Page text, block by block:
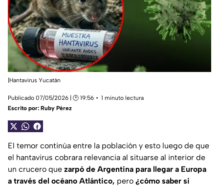
|Hantavirus Yucatán
Publicado 07/05/2026 | 🕑 19:56
1 minuto lectura
Escrito por: Ruby Pérez
El temor continúa entre la población y esto luego de que
el hantavirus cobrara relevancia al situarse al interior de
un crucero que zarpó de Argentina para llegar a Europa
a través del océano Atlántico, pero ¿cómo saber si